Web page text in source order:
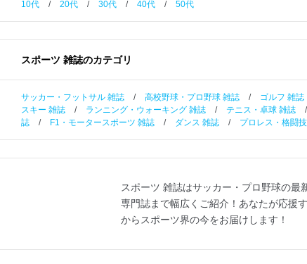
10代 / 20代 / 30代 / 40代 / 50代
スポーツ 雑誌のカテゴリ
サッカー・フットサル 雑誌 / 高校野球・プロ野球 雑誌 / ゴルフ 雑誌
スキー 雑誌
/ ランニング・ウォーキング 雑誌 / テニス・卓球 雑誌 /
誌
/ F1・モータースポーツ 雑誌 / ダンス 雑誌 / プロレス・格闘
スポーツ 雑誌はサッカー・プロ野球の
専門誌まで幅広くご紹介！あなたが応援
からスポーツ界の今をお届けします！